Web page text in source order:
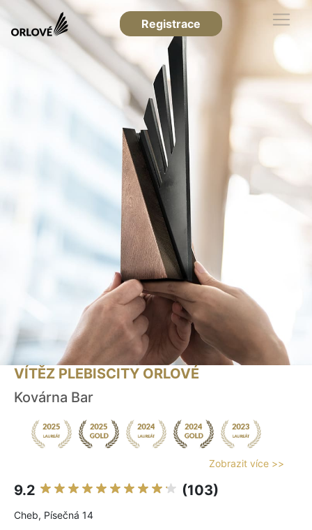
Registrace
VÍTĚZ PLEBISCITY ORLOVÉ
Kovárna Bar
Zobrazit více >>
9.2 (103)
Cheb, Písečná 14